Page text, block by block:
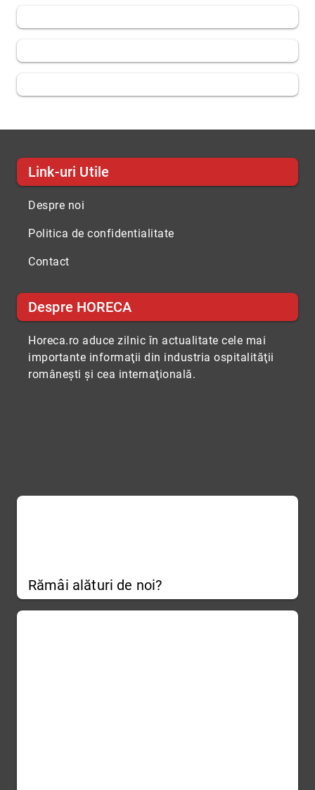
Link-uri Utile
Despre noi
Politica de confidentialitate
Contact
Despre HORECA
Horeca.ro aduce zilnic în actualitate cele mai
importante informaţii din industria ospitalităţii
româneşti şi cea internaţională.
Rămâi alături de noi?